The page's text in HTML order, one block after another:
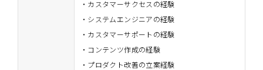
カスタマーサクセスの経験
システムエンジニアの経験
カスタマーサポートの経験
コンテンツ作成の経験
プロダクト改善の立案経験